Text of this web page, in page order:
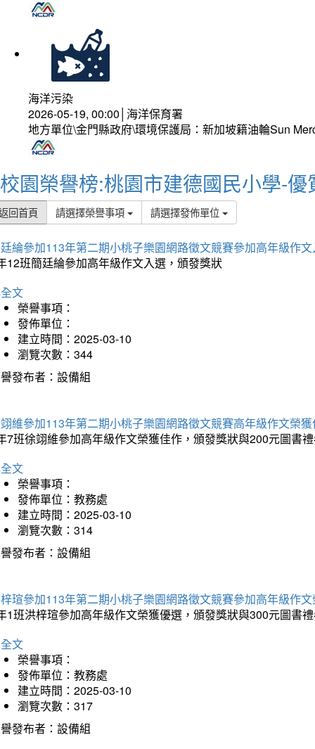
海洋污染
2026-05-19, 00:00│海洋保育署
地方單位\金門縣政府\環境保護局：新加坡籍油輪Sun
校園榮譽榜:桃園市建德國民小學-優
回首頁 請選擇榮譽事項 請選擇發佈單位
綸參加113年第二期小桃子樂園網路徵文競賽參加高年級作
12班簡廷綸參加高年級作文入選，頒發獎狀
文
榮譽事項：
發佈單位：
建立時間：2025-03-10
瀏覽次數：344
發布者：設備組
維參加113年第二期小桃子樂園網路徵文競賽高年級作文榮
7班徐翊維參加高年級作文榮獲佳作，頒發獎狀與200元圖書
文
榮譽事項：
發佈單位：教務處
建立時間：2025-03-10
瀏覽次數：314
發布者：設備組
瑄參加113年第二期小桃子樂園網路徵文競賽參加高年級作
1班洪梓瑄參加高年級作文榮獲優選，頒發獎狀與300元圖書
文
榮譽事項：
發佈單位：教務處
建立時間：2025-03-10
瀏覽次數：317
發布者：設備組